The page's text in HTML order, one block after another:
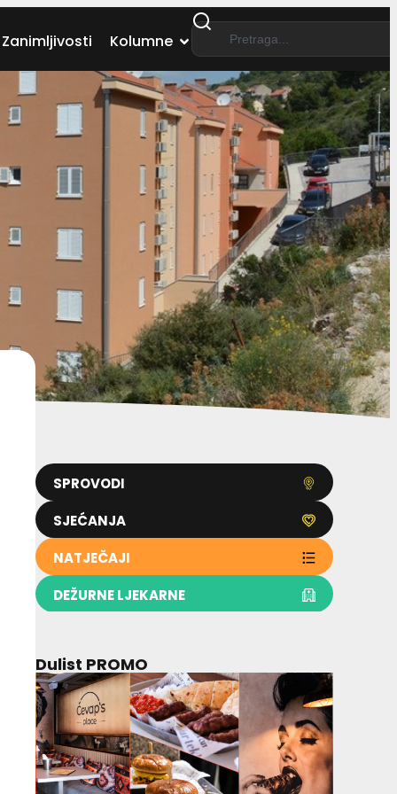
Zanimljivosti Kolumne
SPROVODI
SJEĆANJA
NATJEČAJI
DEŽURNE LJEKARNE
Dulist PROMO